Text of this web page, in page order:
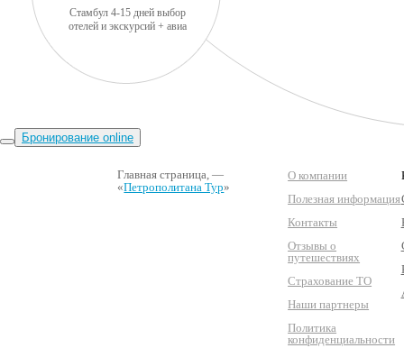
Стамбул 4-15 дней выбор
отелей и экскурсий + авиа
Главная страница, —
«Петрополитана Тур»
О компании
Полезная информация
Контакты
Отзывы о
путешествиях
Страхование ТО
Наши партнеры
Политика
конфиденциальности
Бронирование online